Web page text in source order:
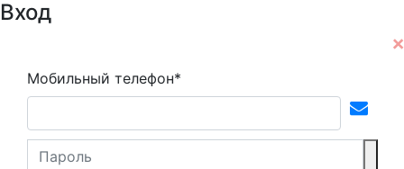
Вход
Мобильный телефон*